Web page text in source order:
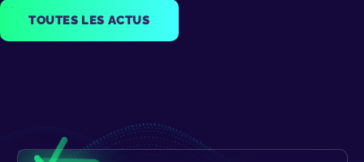
TOUTES LES ACTUS